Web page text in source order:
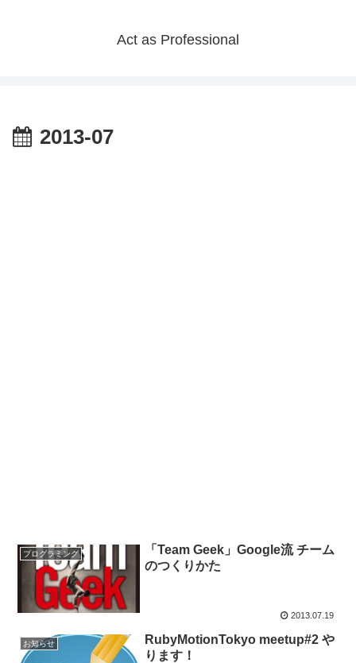
Act as Professional
2013-07
プログラミング
「Team Geek」Google流 チーム
のつくりかた
2013.07.19
お知らせ
RubyMotionTokyo meetup#2 や
ります！